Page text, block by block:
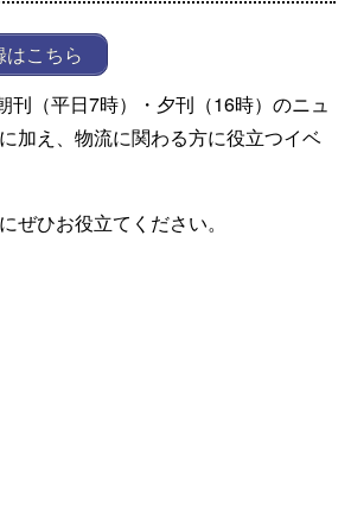
はこちら
刊（平日7時）・夕刊（16時）のニュ
加え、物流に関わる方に役立つイベ
ぜひお役立てください。